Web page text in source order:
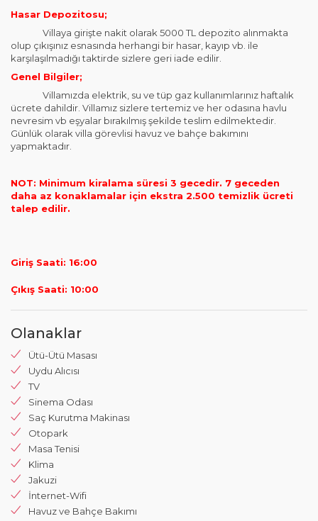
Hasar Depozitosu;
Villaya girişte nakit olarak 5000 TL depozito alınmakta
olup çıkışınız esnasında herhangi bir hasar, kayıp vb. ile
karşılaşılmadığı taktirde sizlere geri iade edilir.
Genel Bilgiler;
Villamızda elektrik, su ve tüp gaz kullanımlarınız haftalık
ücrete dahildir. Villamız sizlere tertemiz ve her odasına havlu
nevresim vb eşyalar bırakılmış şekilde teslim edilmektedir.
Günlük olarak villa görevlisi havuz ve bahçe bakımını
yapmaktadır.
NOT: Minimum kiralama süresi 3 gecedir. 7 geceden
daha az konaklamalar için ekstra 2.500 temizlik ücreti
talep edilir.
Giriş Saati: 16:00
Çıkış Saati: 10:00
Olanaklar
Ütü-Ütü Masası
Uydu Alıcısı
TV
Sinema Odası
Saç Kurutma Makinası
Otopark
Masa Tenisi
Klima
Jakuzi
İnternet-Wifi
Havuz ve Bahçe Bakımı